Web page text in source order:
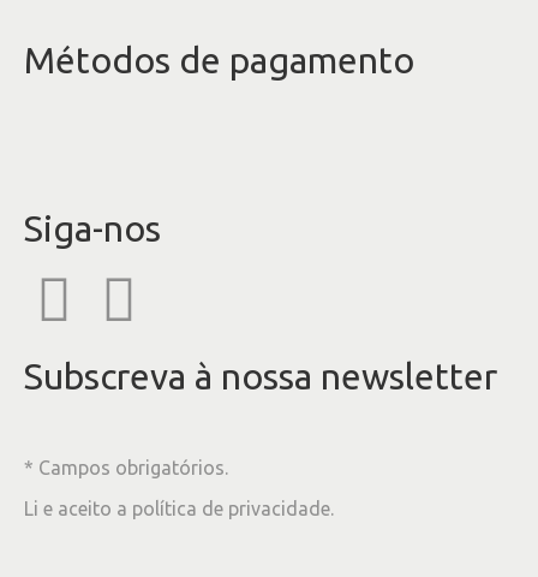
Métodos de pagamento
Siga-nos
Subscreva à nossa newsletter
* Campos obrigatórios.
Li e aceito a política de privacidade.